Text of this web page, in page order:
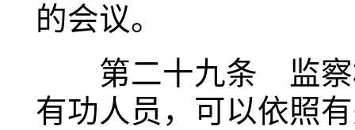
的会议。
第二十九条 监察机
有功人员，可以依照